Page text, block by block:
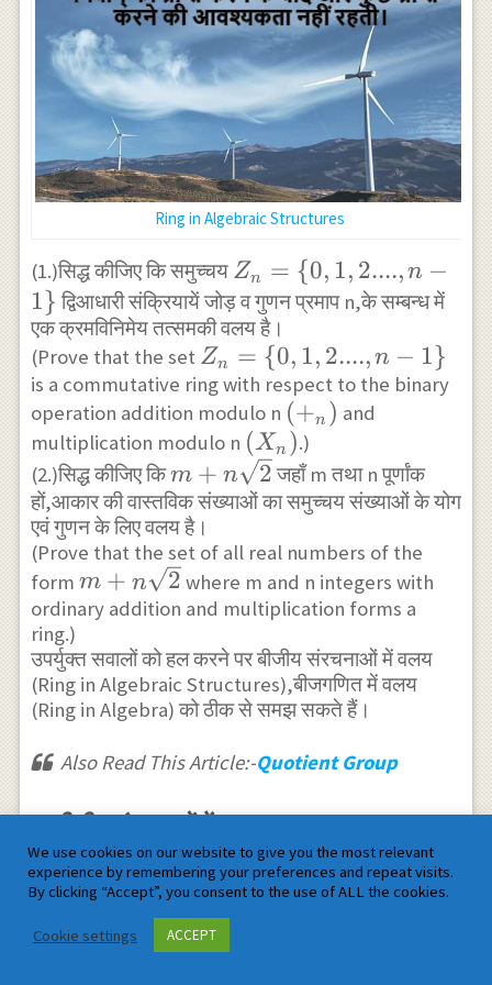
Ring in Algebraic Structures
(1.)सिद्ध कीजिए कि समुच्चय Z_{n}=\
{0,1,2....,n-
1\}
Zn = {0, 1, 2...., n −
1 } द्विआधारी संक्रियायें जोड़ व गुणन प्रमाप n,के सम्बन्ध में
एक क्रमविनिमेय तत्समकी वलय है।
(Prove that the set Z_{n}=\
{0,1,2....,n-
1\}
Zn = {0, 1, 2...., n − 1 }
is a commutative ring with respect to the binary
operation addition modulo n (+_{n})
(+n ) and
multiplication modulo n (X_{n})
(Xn ).)
(2.)सिद्ध कीजिए किm+n
\sqrt{2}
m + n 2 जहाँ m तथा n पूर्णांक
हों,आकार की वास्तविक संख्याओं का समुच्चय संख्याओं के योग
एवं गुणन के लिए वलय है।
(Prove that the set of all real numbers of the
form m+n
\sqrt{2}
m + n 2 where m and n integers with
ordinary addition and multiplication forms a
ring.)
उपर्युक्त सवालों को हल करने पर बीजीय संरचनाओं में वलय
(Ring in Algebraic Structures),बीजगणित में वलय
(Ring in Algebra) को ठीक से समझ सकते हैं।
Also Read This Article:-Quotient Group
4.बीजीय संरचनाओं में वलय (Ring in Algebraic
Structures),बीजगणित में वलय (Ring in
Algebra) के सम्बन्ध में अक्सर पूछे जाने वाले प्रश्न:
प्रश्न:1.शून्य भाजक सहित वलय का उदाहरण
We use cookies on our website to give you the most relevant
experience by remembering your preferences and repeat visits.
By clicking “Accept”, you consent to the use of ALL the cookies.
Cookie settings ACCEPT